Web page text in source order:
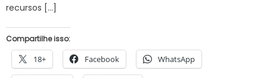
recursos […]
Compartilhe isso:
18+ Facebook WhatsApp